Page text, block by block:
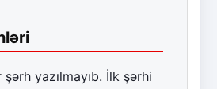
yazılmayıb. İlk şərhi